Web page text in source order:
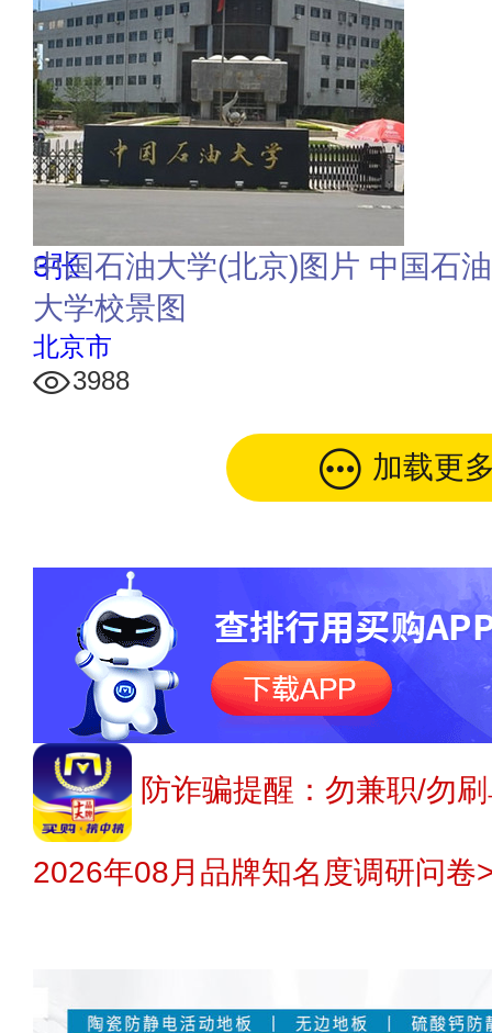
3张
中国石油大学(北京)图片 中国石
大学校景图
北京市
3988
加载更
防诈骗提醒：勿兼职/勿
2026年08月品牌知名度调研问卷